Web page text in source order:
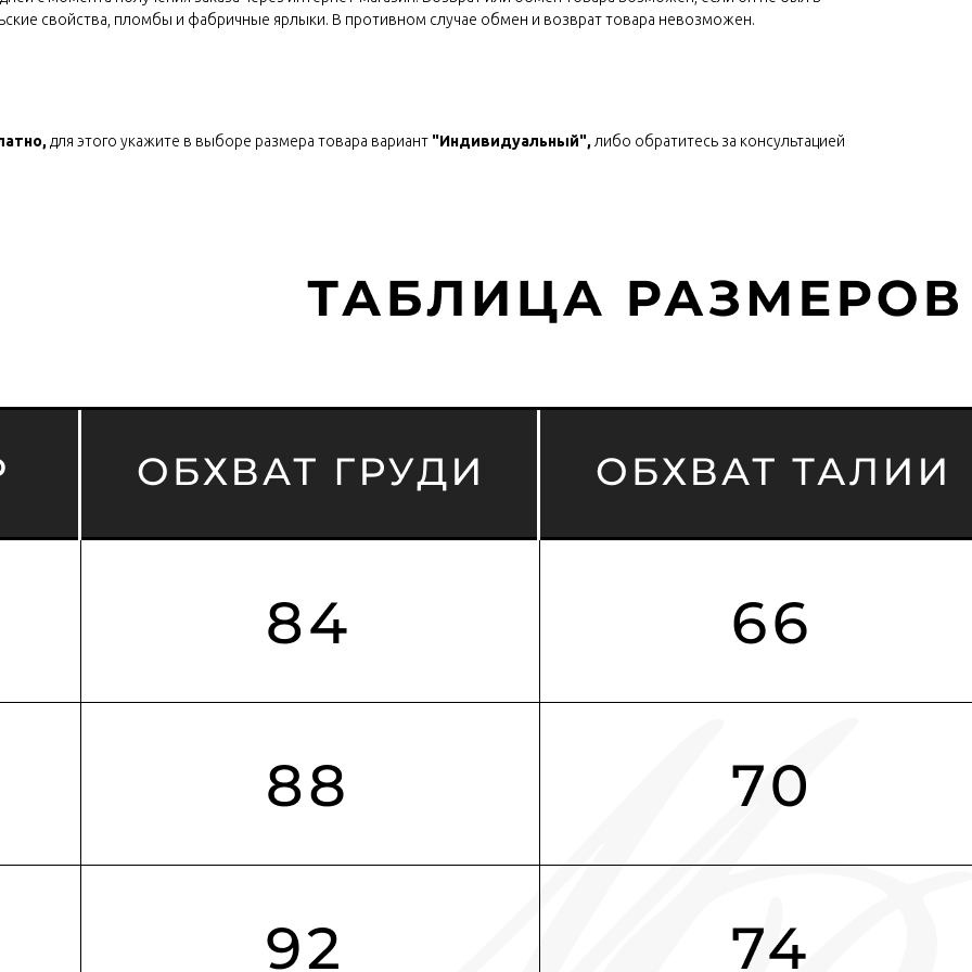
свойства, пломбы и фабричные ярлыки. В противном случае обмен и возврат товара невозможен.
для этого укажите в выборе размера товара вариант "Индивидуальный" ,либо обратитесь за консультацией